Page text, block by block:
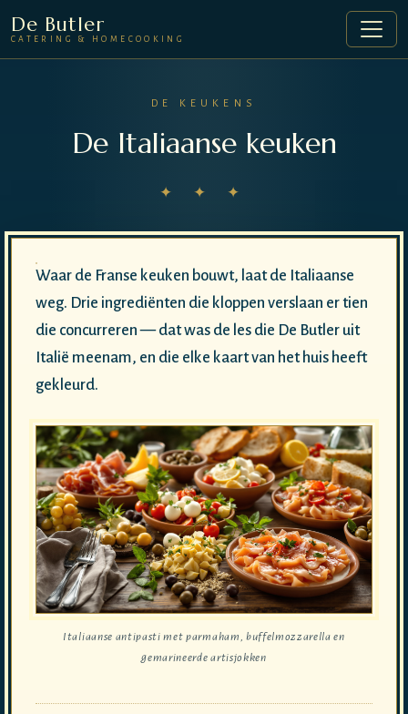
De Butler
CATERING & HOMECOOKING
DE KEUKENS
De Italiaanse keuken
✦ ✦ ✦
Waar de Franse keuken bouwt, laat de Italiaanse
weg. Drie ingrediënten die kloppen verslaan er tien
die concurreren — dat was de les die De Butler uit
Italië meenam, en die elke kaart van het huis heeft
gekleurd.
Italiaanse antipasti met parmaham, buffelmozzarella en
gemarineerde artisjokken